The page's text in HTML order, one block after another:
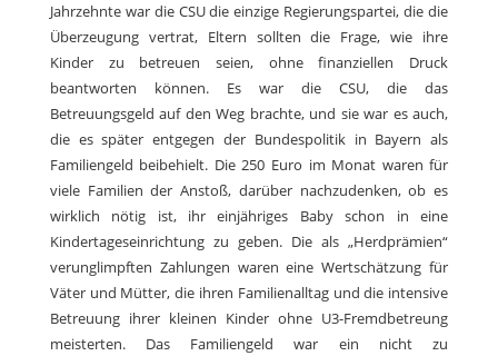
Jahrzehnte war die CSU die einzige Regierungspartei, die die
Überzeugung vertrat, Eltern sollten die Frage, wie ihre
Kinder zu betreuen seien, ohne finanziellen Druck
beantworten können. Es war die CSU, die das
Betreuungsgeld auf den Weg brachte, und sie war es auch,
die es später entgegen der Bundespolitik in Bayern als
Familiengeld beibehielt. Die 250 Euro im Monat waren für
viele Familien der Anstoß, darüber nachzudenken, ob es
wirklich nötig ist, ihr einjähriges Baby schon in eine
Kindertageseinrichtung zu geben. Die als „Herdprämien“
verunglimpften Zahlungen waren eine Wertschätzung für
Väter und Mütter, die ihren Familienalltag und die intensive
Betreuung ihrer kleinen Kinder ohne U3-Fremdbetreung
meisterten. Das Familiengeld war ein nicht zu